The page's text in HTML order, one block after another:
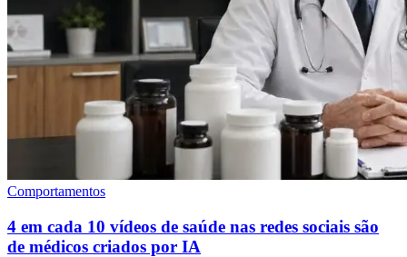
Comportamentos
4 em cada 10 vídeos de saúde nas redes sociais são
de médicos criados por IA